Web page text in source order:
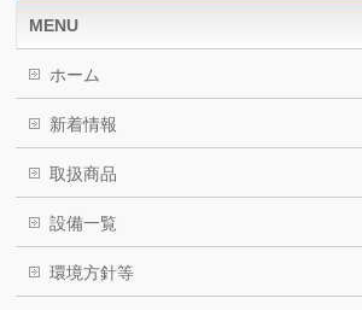
MENU
ホーム
新着情報
取扱商品
設備一覧
環境方針等